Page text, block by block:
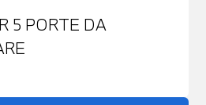
5 PORTE DA